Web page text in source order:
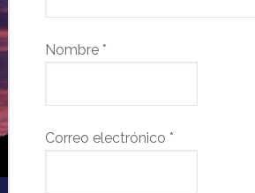
Nombre *
Correo electrónico *